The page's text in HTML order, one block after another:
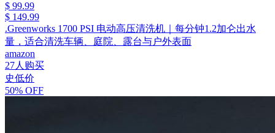
$ 99.99
$ 149.99
.Greenworks 1700 PSI 电动高压清洗机｜每分钟1.2加仑出水
量，适合清洗车辆、庭院、露台与户外表面
amazon
27人购买
史低价
50% OFF